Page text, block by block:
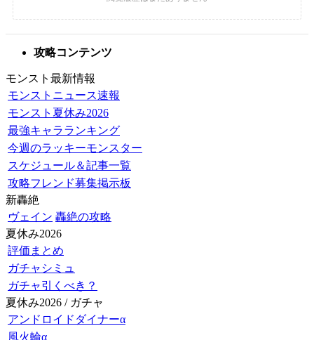
攻略コンテンツ
モンスト最新情報
モンストニュース速報
モンスト夏休み2026
最強キャラランキング
今週のラッキーモンスター
スケジュール＆記事一覧
攻略フレンド募集掲示板
新轟絶
ヴェイン 轟絶の攻略
夏休み2026
評価まとめ
ガチャシミュ
ガチャ引くべき？
夏休み2026 / ガチャ
アンドロイドダイナーα
風火輪α